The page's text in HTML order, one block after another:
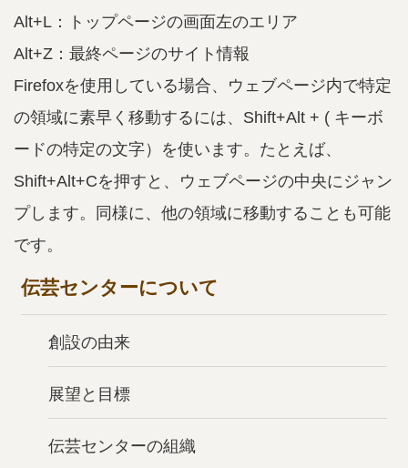
Alt+L：トップページの画面左のエリア
Alt+Z：最終ページのサイト情報
Firefoxを使用している場合、ウェブページ内で特定
の領域に素早く移動するには、Shift+Alt + ( キーボ
ードの特定の文字）を使います。たとえば、
Shift+Alt+Cを押すと、ウェブページの中央にジャン
プします。同様に、他の領域に移動することも可能
です。
伝芸センターについて
創設の由来
展望と目標
伝芸センターの組織